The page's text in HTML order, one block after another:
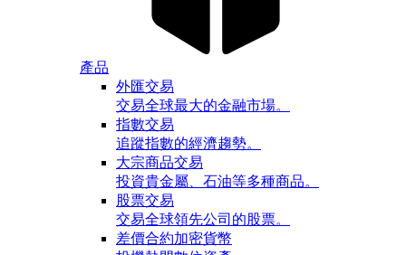
產品
外匯交易
交易全球最大的金融市場。
指數交易
追蹤指數的經濟趨勢。
大宗商品交易
投資貴金屬、石油等多種商品。
股票交易
交易全球領先公司的股票。
差價合約加密貨幣